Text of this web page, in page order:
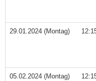
29.01.2024 (Montag)
05.02.2024 (Montag)